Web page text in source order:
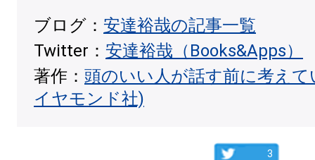
ブログ： 安達裕哉の記事一覧
Twitter： 安達裕哉（Books&Apps）
著作： 頭のいい人が話す前に考え
イヤモンド社)
3